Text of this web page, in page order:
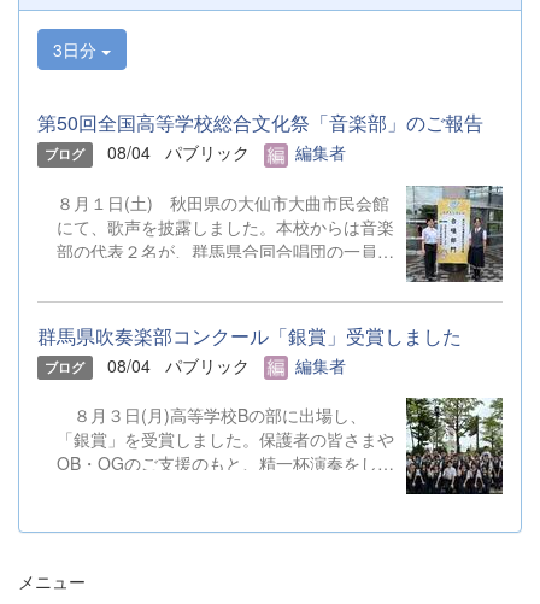
3日分
第50回全国高等学校総合文化祭「音楽部」のご報告
ブログ 08/04 パブリック 編集者
８月１日(土) 秋田県の大仙市大曲市民会館
にて、歌声を披露しました。本校からは音楽
部の代表２名が、群馬県合同合唱団の一員と
群馬県吹奏楽部コンクール「銀賞」受賞しました
ブログ 08/04 パブリック 編集者
８月３日(月)高等学校Bの部に出場し、
「銀賞」を受賞しました。保護者の皆さまや
OB・OGのご支援のもと、精一杯演奏をして
は、ソロやアンサンブルのコンテストに向け
願いいたします。 &nbsp; &nbsp; &nbsp;
メニュー